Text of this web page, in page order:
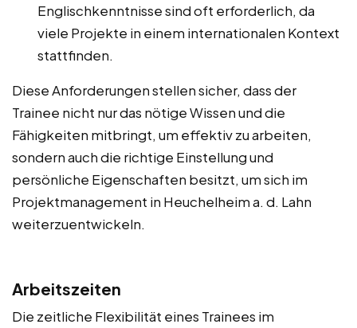
Englischkenntnisse sind oft erforderlich, da
viele Projekte in einem internationalen Kontext
stattfinden.
Diese Anforderungen stellen sicher, dass der
Trainee nicht nur das nötige Wissen und die
Fähigkeiten mitbringt, um effektiv zu arbeiten,
sondern auch die richtige Einstellung und
persönliche Eigenschaften besitzt, um sich im
Projektmanagement in Heuchelheim a. d. Lahn
weiterzuentwickeln.
Arbeitszeiten
Die zeitliche Flexibilität eines Trainees im